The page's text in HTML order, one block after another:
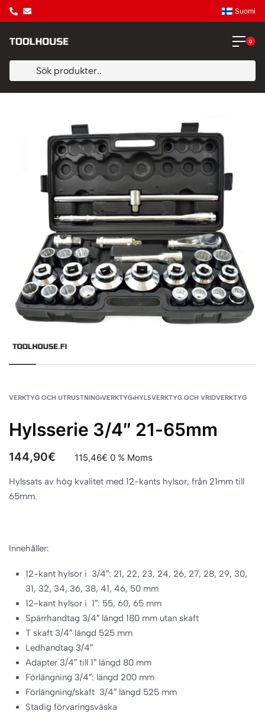
Suomi
0
VERKTYG OCH UTRUSTNING›VERKTYG›HYLSVERKTYG OCH VRIDVERKTYG
Hylsserie 3/4″ 21-65mm
144,90€ 115,46€ 0 % Moms
Hylssats av hög kvalitet med 12-kants hylsor, från 21mm till
65mm.
Innehåller:
12-kant hylsor i 3/4″: 21, 22, 23, 24, 26, 27, 28, 29, 30,
31, 32, 34, 36, 38, 41, 46, 50 mm
12-kant hylsor i 1″: 55, 60, 65 mm
Spärrhandtag 3/4″ längd 180 mm utan skaft
T skaft 3/4″ längd 525 mm
Ledhandtag 3/4″
Adapter 3/4″ till 1″ längd 80 mm
Förlängning 3/4″: längd 200 mm
Förlängning/skaft 3/4″ längd 525 mm
Stadig förvaringsväska